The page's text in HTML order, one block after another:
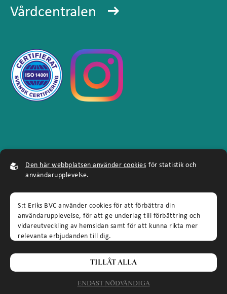
Vårdcentralen
© 2026, hemsidan och allt dess innehåll tillhör S:t Eriks
vårdcentral, och får ej kopieras eller användas utan
tillåtelse.
|Easywebpubliceringsverktyg
Den här webbplatsen använder cookies för statistik och
användarupplevelse.
S:t Eriks BVC använder cookies för att förbättra din
användarupplevelse, för att ge underlag till förbättring och
vidareutveckling av hemsidan samt för att kunna rikta mer
relevanta erbjudanden till dig.
Läs gärna vårpersonuppgiftspolicy. Om du samtycker till vår
Tillåt alla. Om du vill ändra ditt val i efterhand
hittar du den möjligheten i botten på sidan.
ENDAST NÖDVÄNDIGA
TILLÅT ALLA